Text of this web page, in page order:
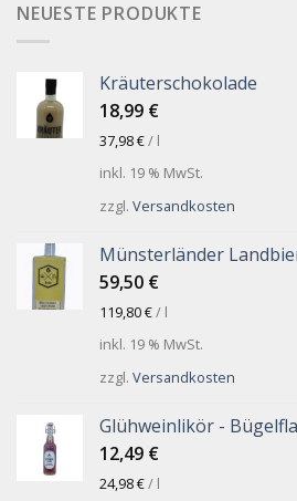
NEUESTE PRODUKTE
Kräuterschokolade
18,99 €
37,98€/ l
inkl. 19 % MwSt.
zzgl. Versandkosten
Münsterländer
59,50 €
119,80€/ l
inkl. 19 % MwSt.
zzgl. Versandkosten
Glühweinlikör -
12,49 €
24,98€/ l